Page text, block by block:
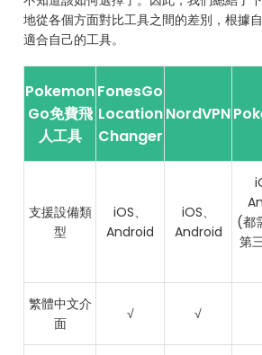
地從各個方面對比工具之間的差別，根據
適合自己的工具。
Pokemon
Go免費飛
人工具
FonesGo
Location
Changer
NordVPN
支援設備類
型
iOS、
Android
iOS、
Android
(都
第
繁體中文介
面
√ √